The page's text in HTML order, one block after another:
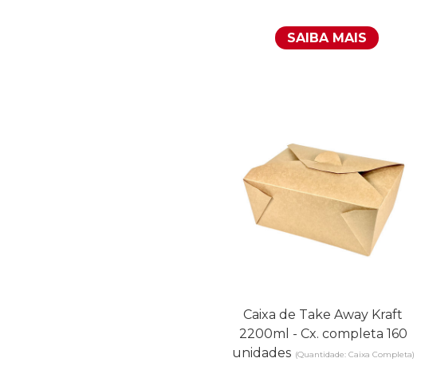
SAIBA MAIS
Caixa de Take Away Kraft
2200ml - Cx. completa 160
unidades (Quantidade: Caixa Completa)